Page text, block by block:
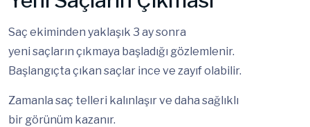
Saç ekiminden yaklaşık 3 ay sonra
yeni saçların çıkmaya başladığı gözlemlenir.
Başlangıçta çıkan saçlar ince ve zayıf olabilir.
Zamanla saç telleri kalınlaşır ve daha sağlıklı
bir görünüm kazanır.